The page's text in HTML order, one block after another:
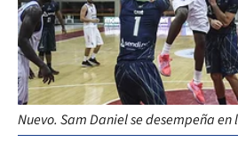
Nuevo. Sam Daniel se desempeña